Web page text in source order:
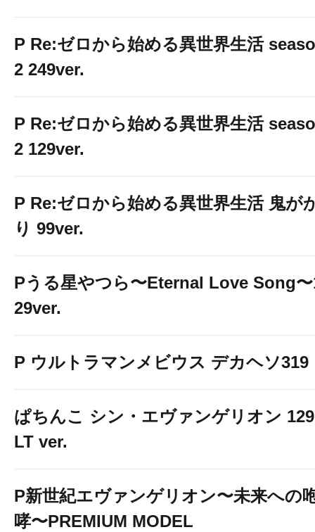
P Re:ゼロから始める異世界生活
2 249ver.
P Re:ゼロから始める異世界生活
2 129ver.
P Re:ゼロから始める異世界生活 鬼が
り 99ver.
Pうる星やつら〜Eternal Love Song
29ver.
P ウルトラマンメビウス デカヘソ319
ぱちんこ シン・エヴァンゲリオン 129
LT ver.
P新世紀エヴァンゲリオン〜未来への
哮〜PREMIUM MODEL